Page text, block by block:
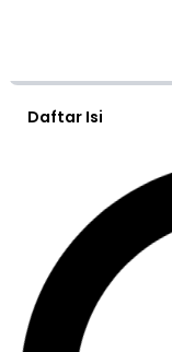
Daftar Isi